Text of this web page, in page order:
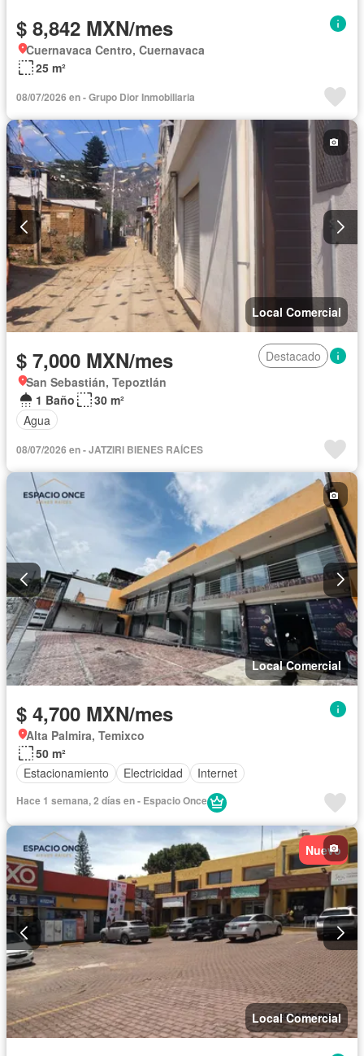
$ 8,842 MXN/mes
Cuernavaca Centro, Cuernavaca
25 m²
08/07/2026 en - Grupo Dior Inmobiliaria
Local Comercial
$ 7,000 MXN/mes
Destacado
San Sebastián, Tepoztlán
1 Baño
30 m²
Agua
08/07/2026 en - JATZIRI BIENES RAÍCES
Local Comercial
$ 4,700 MXN/mes
Alta Palmira, Temixco
50 m²
Estacionamiento
Electricidad Internet
Hace 1 semana, 2 días en - Espacio Once
Nuevo
Local Comercial